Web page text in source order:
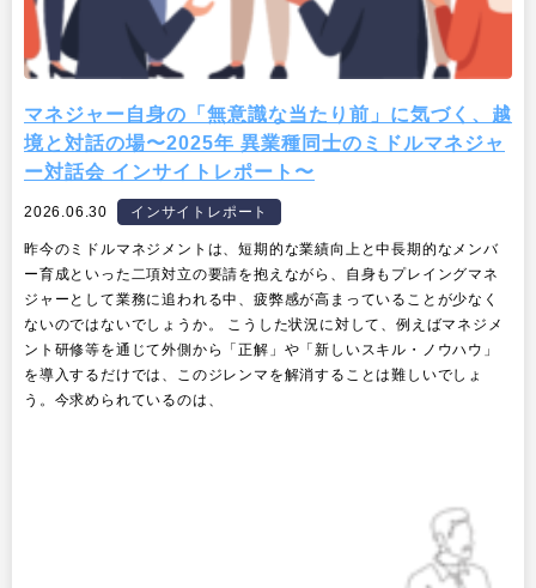
マネジャー自身の「無意識な当たり前」に気づく、越
境と対話の場〜2025年 異業種同士のミドルマネジャ
ー対話会 インサイトレポート〜
2026.06.30 インサイトレポート
昨今のミドルマネジメントは、短期的な業績向上と中長期的なメンバ
ー育成といった二項対立の要請を抱えながら、自身もプレイングマネ
ジャーとして業務に追われる中、疲弊感が高まっていることが少なく
ないのではないでしょうか。 こうした状況に対して、例えばマネジメ
ント研修等を通じて外側から「正解」や「新しいスキル・ノウハウ」
を導入するだけでは、このジレンマを解消することは難しいでしょ
う。今求められているのは、